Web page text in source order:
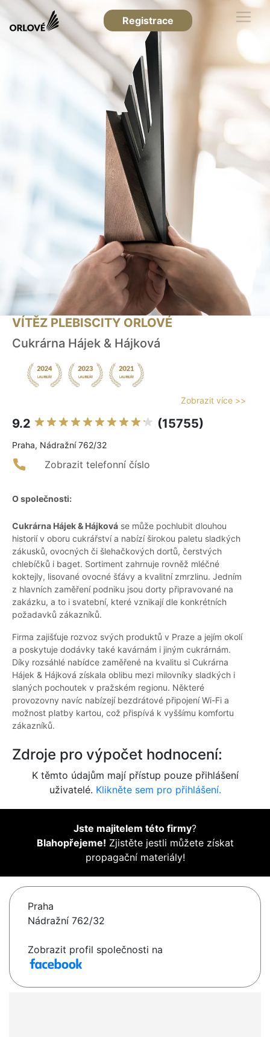
Registrace
VÍTĚZ PLEBISCITY ORLOVÉ
Cukrárna Hájek & Hájková
Zobrazit více >>
9.2 (15755)
Praha, Nádražní 762/32
Zobrazit telefonní číslo
O společnosti:
Cukrárna Hájek & Hájková se může pochlubit dlouhou
historií v oboru cukrářství a nabízí širokou paletu sladkých
zákusků, ovocných či šlehačkových dortů, čerstvých
chlebíčků i baget. Sortiment zahrnuje rovněž mléčné
koktejly, lisované ovocné šťávy a kvalitní zmrzlinu. Jedním
z hlavních zaměření podniku jsou dorty připravované na
zakázku, a to i svatební, které vznikají dle konkrétních
požadavků zákazníků.
Firma zajišťuje rozvoz svých produktů v Praze a jejím okolí
a poskytuje dodávky také kavárnám i jiným cukrárnám.
Díky rozsáhlé nabídce zaměřené na kvalitu si Cukrárna
Hájek & Hájková získala oblibu mezi milovníky sladkých i
slaných pochoutek v pražském regionu. Některé
provozovny navíc nabízejí bezdrátové připojení Wi-Fi a
možnost platby kartou, což přispívá k vyššímu komfortu
zákazníků.
Zdroje pro výpočet hodnocení:
K těmto údajům mají přístup pouze přihlášení
uživatelé. Klikněte sem pro přihlášení.
Jste majitelem této firmy?
Blahopřejeme! Zjistěte jestli můžete získat
propagační materiály!
Praha
Nádražní 762/32
Zobrazit profil společnosti na